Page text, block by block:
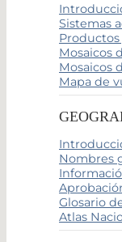
Sistemas
Mosaicos
Mosaicos
Mapa de
Nombres
Glosario
Atlas